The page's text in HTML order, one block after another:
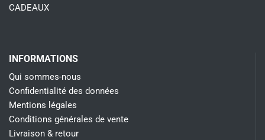
CADEAUX
INFORMATIONS
Qui sommes-nous
Confidentialité des données
Mentions légales
Conditions générales de vente
Livraison & retour